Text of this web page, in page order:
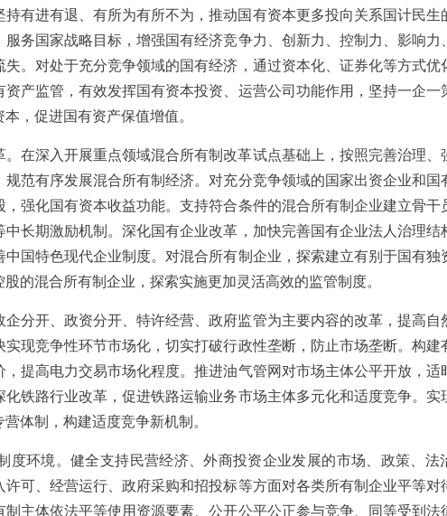
持有进有退、有所为有所不为，推动国有资本更多投向关系国计民生
务国家战略目标，增强国有经济竞争力、创新力、控制力、影响力
。对处于充分竞争领域的国有经济，通过资本化、证券化等方式优
产监管，有效发挥国有资本投资、运营公司功能作用，坚持一企一
，促进国有资产保值增值。
在深入开展重点领域混合所有制改革试点基础上，按照完善治理、
范有序发展混合所有制经济。对充分竞争领域的国家出资企业和国
强化国有资本收益功能。支持符合条件的混合所有制企业建立骨干
中长期激励机制。深化国有企业改革，加快完善国有企业法人治理结
国特色现代企业制度。对混合所有制企业，探索建立有别于国有独
的混合所有制企业，探索实施更加灵活高效的监管制度。
企分开、政资分开、特许经营、政府监管为主要内容的改革，提高自
现竞争性环节市场化，切实打破行政性垄断，防止市场垄断。构建
提高电力交易市场化程度。推进油气管网对市场主体公平开放，适
铁路行业改革，促进铁路运输业务市场主体多元化和适度竞争。实
体制，构建适度竞争新机制。
度环境。健全支持民营经济、外商投资企业发展的市场、政策、法
可、经营运行、政府采购和招投标等方面对各类所有制企业平等对
主体依法平等使用资源要素、公开公平公正参与竞争、同等受到法